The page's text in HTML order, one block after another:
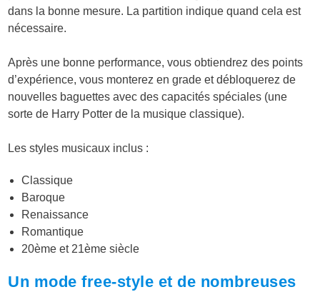
dans la bonne mesure. La partition indique quand cela est
nécessaire.
Après une bonne performance, vous obtiendrez des points
d’expérience, vous monterez en grade et débloquerez de
nouvelles baguettes avec des capacités spéciales (une
sorte de Harry Potter de la musique classique).
Les styles musicaux inclus :
Classique
Baroque
Renaissance
Romantique
20ème et 21ème siècle
Un mode free-style et de nombreuses